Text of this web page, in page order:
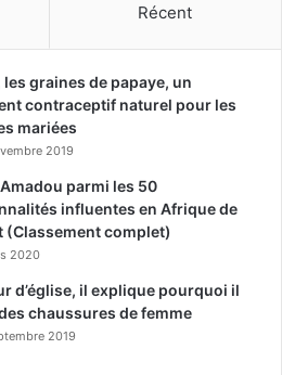
Récent
les graines de papaye, un
contraceptif naturel pour les
mariées
2019
parmi les 50
influentes en Afrique de
(Classement complet)
2020
d’église, il explique pourquoi il
chaussures de femme
2019